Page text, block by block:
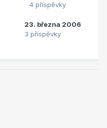
4 příspěvky
23. března 2006
3 příspěvky